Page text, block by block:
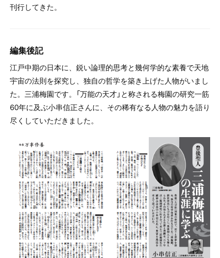
刊行してきた。
編集後記
江戸中期の日本に、鋭い論理的思考と幾何学的な素養で天地
宇宙の法則を探究し、独自の哲学を築き上げた人物がいまし
た。三浦梅園です。「万能の天才」と称される梅園の研究一筋
60年に及ぶ小串信正さんに、その稀有なる人物の魅力を語り
尽くしていただきました。